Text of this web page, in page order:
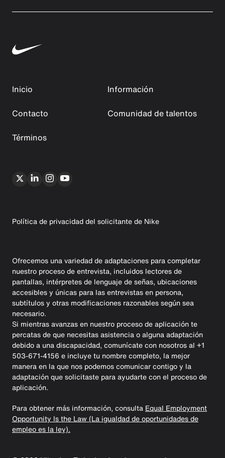
Inicio
Información
Contacto
Comunidad de talentos
Términos
Política de privacidad del solicitante de Nike
Ofrecemos una variedad de adaptaciones para completar
nuestro proceso de entrevista, incluidos lectores de
pantallas, intérpretes de lenguaje de señas, ubicaciones
accesibles y únicas para las entrevistas en persona,
subtítulos y otras modificaciones razonables según sea
necesario.
Si mientras avanzas en nuestro proceso de aplicación te
percatas de que necesitas asistencia o alguna adaptación
debido a una discapacidad, comunícate con nosotros al +1
503-671-4156 e incluye tu nombre completo, la mejor
manera en la que nos podemos comunicar contigo y la
adaptación que solicitaste para ayudarte con el proceso de
aplicación.
Para obtener más información, consulta Equal Employment
Opportunity Is the Law (La igualdad de oportunidades de
empleo es la ley).